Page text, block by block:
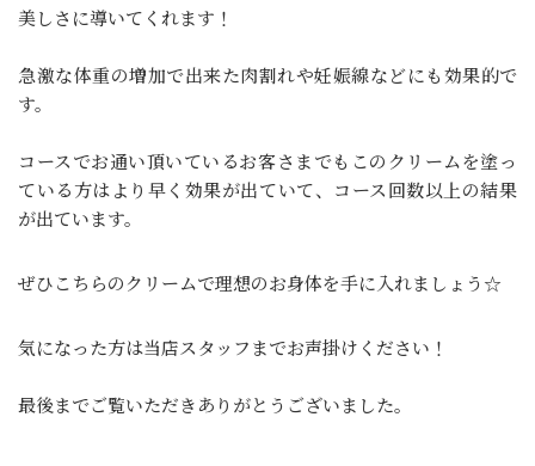
美しさに導いてくれます！
急激な体重の増加で出来た肉割れや妊娠線などにも効果的で
す。
コースでお通い頂いているお客さまでもこのクリームを塗っ
ている方はより早く効果が出ていて、コース回数以上の結果
が出ています。
ぜひこちらのクリームで理想のお身体を手に入れましょう☆
気になった方は当店スタッフまでお声掛けください！
最後までご覧いただきありがとうございました。